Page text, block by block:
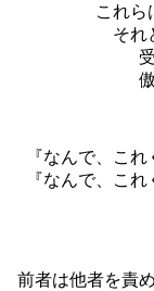
これら
それ
『なんで、こ
『なんで、こ
前者は他者を責